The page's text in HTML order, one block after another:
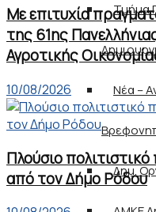
Τμήμα
Νέα –
Δημ.
Με επιτυχία
της 61ης
Αγροτικής
10/08/2026
Πλούσιο
από τον Δήμο Ρόδου